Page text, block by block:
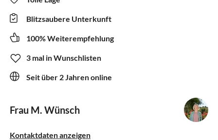
Blitzsaubere Unterkunft
100% Weiterempfehlung
3 mal in Wunschlisten
Seit über 2 Jahren online
Frau M. Wünsch
Kontaktdaten anzeigen